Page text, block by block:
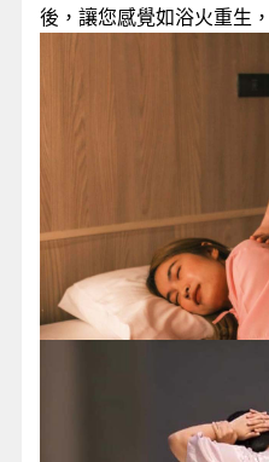
後，讓您感覺如浴火重生